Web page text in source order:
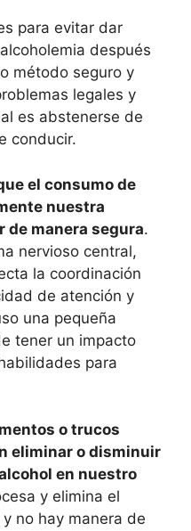
para evitar dar
después
método seguro y
legales y
es abstenerse de
conducir.
el consumo de
nuestra
de manera segura.
nervioso central,
la coordinación
de atención y
una pequeña
tener un impacto
para
o trucos
eliminar o disminuir
en nuestro
y elimina el
no hay manera de